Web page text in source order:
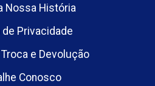
Nossa História
Privacidade
e Devolução
Conosco